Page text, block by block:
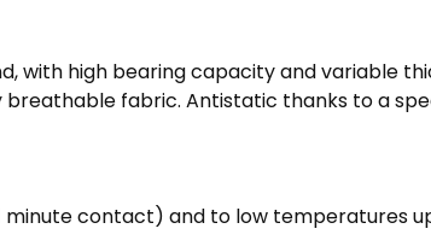
with high bearing capacity and variable
fabric. Antistatic thanks to a
contact) and to low temperatures